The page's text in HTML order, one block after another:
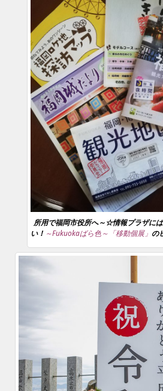
所用で福岡市役所へ～☆情報プラザに
い！ ～Fukuokaばら色～「移動個展」 の